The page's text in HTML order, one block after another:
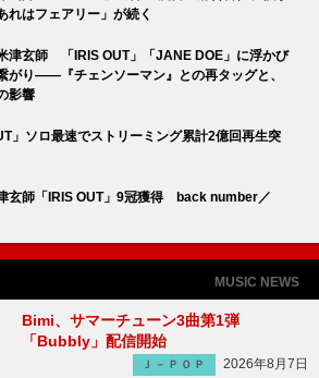
れはフェアリー」が続く
津玄師 「IRIS OUT」「JANE DOE」に浮かび
がり――『チェンソーマン』との再タッグと、
影響
」ソロ最速でストリーミング累計2億回再生突
津玄師「IRIS OUT」9冠獲得 back number／
MUSIC NEWS
Bimi、サマーチューン3曲第1弾
「Bubbly」配信開始
Ｊ－ＰＯＰ
2026年8月7日